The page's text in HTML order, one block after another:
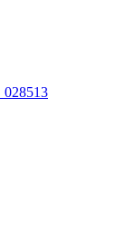
028513